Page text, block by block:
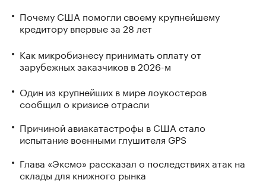
Почему США помогли своему крупнейшему
кредитору впервые за 28 лет
Как микробизнесу принимать оплату от
зарубежных заказчиков в 2026-м
Один из крупнейших в мире лоукостеров
сообщил о кризисе отрасли
Причиной авиакатастрофы в США стало
испытание военными глушителя GPS
Глава «Эксмо» рассказал о последствиях атак на
склады для книжного рынка